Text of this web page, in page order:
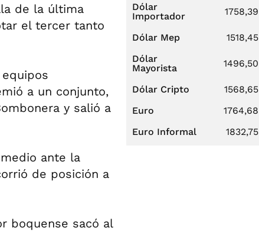
de la última
el tercer tanto
a un conjunto,
y salió a
ante la
de posición a
boquense sacó al
Dólar
Importador
1758,39
Dólar Mep 1518,45
Dólar
Mayorista
1496,50
Dólar Cripto 1568,65
Euro
1764,68
Euro Informal
1832,75